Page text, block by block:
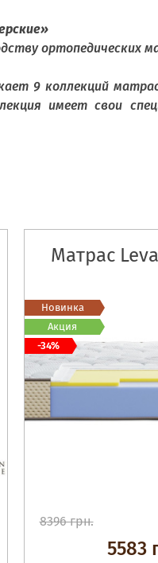
ортопедических
9 коллекций
имеет свои
Матрас
8396 грн.
5583
Новинка
Акция
-34%